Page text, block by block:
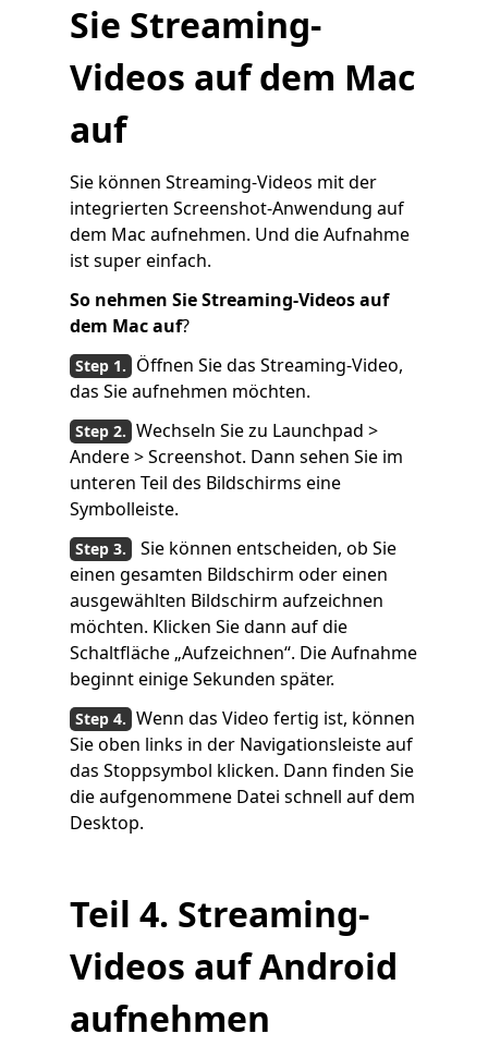
Sie Streaming-
Videos auf dem Mac
auf
Sie können Streaming-Videos mit der
integrierten Screenshot-Anwendung auf
dem Mac aufnehmen. Und die Aufnahme
ist super einfach.
So nehmen Sie Streaming-Videos auf
dem Mac auf?
Öffnen Sie das Streaming-Video,
das Sie aufnehmen möchten.
Wechseln Sie zu Launchpad >
Andere > Screenshot. Dann sehen Sie im
unteren Teil des Bildschirms eine
Symbolleiste.
Sie können entscheiden, ob Sie
einen gesamten Bildschirm oder einen
ausgewählten Bildschirm aufzeichnen
möchten. Klicken Sie dann auf die
Schaltfläche „Aufzeichnen“. Die Aufnahme
beginnt einige Sekunden später.
Wenn das Video fertig ist, können
Sie oben links in der Navigationsleiste auf
das Stoppsymbol klicken. Dann finden Sie
die aufgenommene Datei schnell auf dem
Desktop.
Teil 4. Streaming-
Videos auf Android
aufnehmen